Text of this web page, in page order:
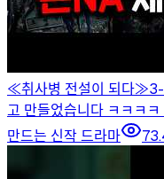
≪취사병 전설이 되다≫3-
고 만들었습니다 ㅋㅋㅋ
만드는 신작 드라마